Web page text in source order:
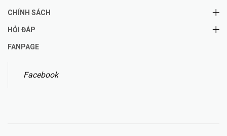
CHÍNH SÁCH
HỎI ĐÁP
FANPAGE
Facebook